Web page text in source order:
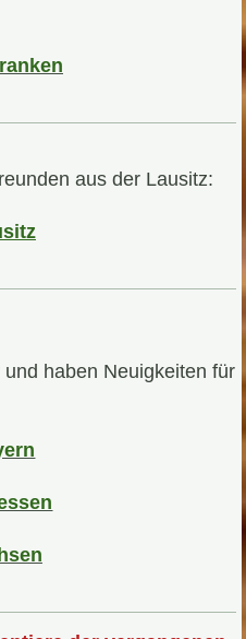
aus der Lausitz:
haben Neuigkeiten für